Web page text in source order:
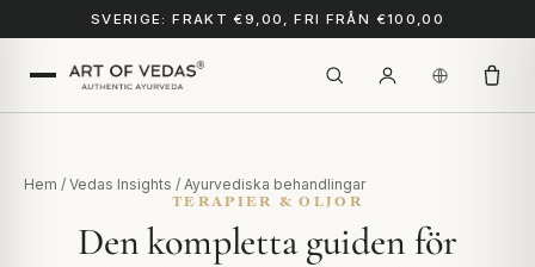
SVERIGE: FRAKT €9,00, FRI FRÅN €100,00
Hem / Vedas Insights / Ayurvediska behandlingar
TERAPIER & OLJOR
Den kompletta guiden för